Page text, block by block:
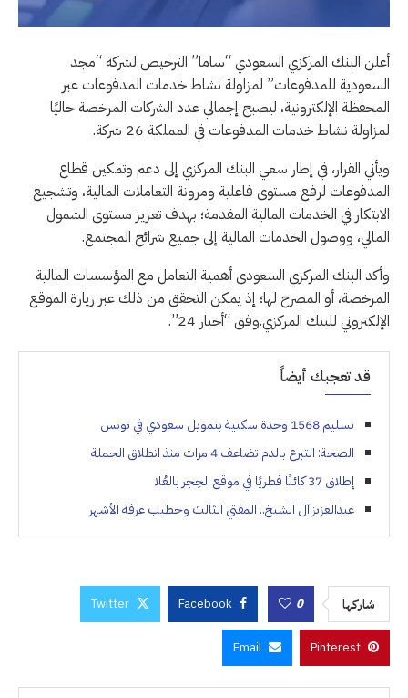
أعلن البنك المركزي السعودي “ساما” الترخيص لشركة “مجد
السعودية للمدفوعات” لمزاولة نشاط خدمات المدفوعات عبر
المحفظة الإلكترونية، ليصبح إجمالي عدد الشركات المرخصة حاليًا
لمزاولة نشاط خدمات المدفوعات في المملكة 26 شركة.
ويأتي القرار، في إطار سعي البنك المركزي إلى دعم وتمكين قطاع
المدفوعات لرفع مستوى فاعلية ومرونة التعاملات المالية، وتشجيع
الابتكار في الخدمات ال​مالية المقدمة؛ بهدف تعزيز مستوى الشمول
المالي، ووصول الخدمات المالية إلى جميع شرائح المجتمع.
وأكد البنك المركزي السعودي أهمية التعامل مع المؤسسات المالية
المرخصة، أو المصرح لها؛ إذ يمكن التحقق من ذلك عبر زيارة الموقع
الإلكتروني للبنك المركزي.وفق “أخبار 24”.
قد تعجبك أيضاً
تسليم 1568 وحدة سكنية بتمويل سعودي في تونس
الصحة: التبرع بالدم تضاعف 4 مرات منذ انطلاق الحملة
إطلاق 37 كائنًا فطريًا في موقع الحِجر بالعُلا
عبدالعزيز آل الشيخ.. المفتي الثالث وخطيب عرفة الأشهر
شاركها 0
Facebook
Twitter
Pinterest
Email